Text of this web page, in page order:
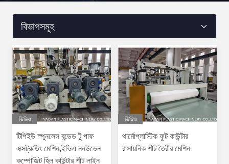
বিভাগসমূহ
ভিডিও
টিপিইউ স্পুনলেস বন্ডেড টু পাফ
এক্সট্রুডিং মেশিন,ইভিএ ননউভেন
কম্পোজিট হিল কাউন্টার শীট লাইন
ভিডিও
থার্মোপ্লাস্টিক ফুট কাউন্টার
রাসায়নিক শীট তৈরীর মেশিন